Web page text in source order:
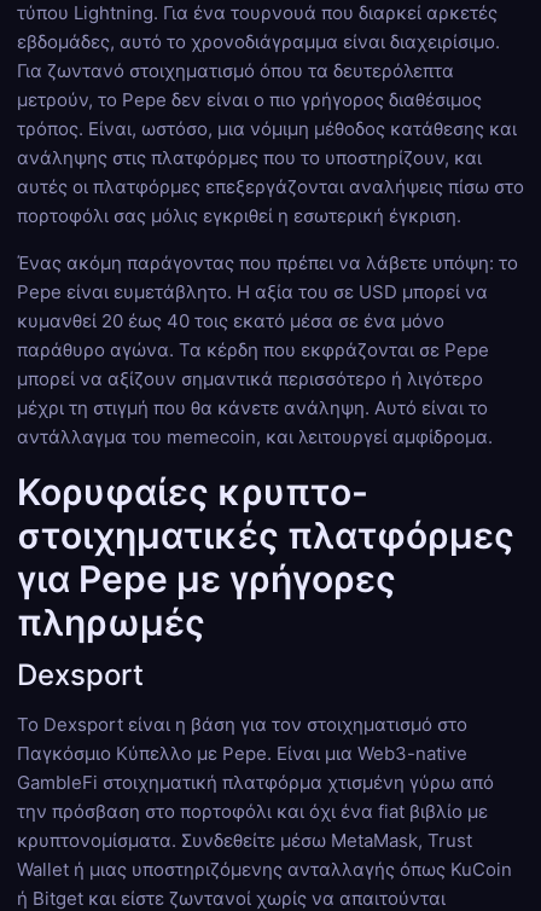
τύπου Lightning. Για ένα τουρνουά που διαρκεί αρκετές
εβδομάδες, αυτό το χρονοδιάγραμμα είναι διαχειρίσιμο.
Για ζωντανό στοιχηματισμό όπου τα δευτερόλεπτα
μετρούν, το Pepe δεν είναι ο πιο γρήγορος διαθέσιμος
τρόπος. Είναι, ωστόσο, μια νόμιμη μέθοδος κατάθεσης και
ανάληψης στις πλατφόρμες που το υποστηρίζουν, και
αυτές οι πλατφόρμες επεξεργάζονται αναλήψεις πίσω στο
πορτοφόλι σας μόλις εγκριθεί η εσωτερική έγκριση.
Ένας ακόμη παράγοντας που πρέπει να λάβετε υπόψη: το
Pepe είναι ευμετάβλητο. Η αξία του σε USD μπορεί να
κυμανθεί 20 έως 40 τοις εκατό μέσα σε ένα μόνο
παράθυρο αγώνα. Τα κέρδη που εκφράζονται σε Pepe
μπορεί να αξίζουν σημαντικά περισσότερο ή λιγότερο
μέχρι τη στιγμή που θα κάνετε ανάληψη. Αυτό είναι το
αντάλλαγμα του memecoin, και λειτουργεί αμφίδρομα.
Κορυφαίες κρυπτο-
στοιχηματικές πλατφόρμες
για Pepe με γρήγορες
πληρωμές
Dexsport
Το Dexsport είναι η βάση για τον στοιχηματισμό στο
Παγκόσμιο Κύπελλο με Pepe. Είναι μια Web3-native
GambleFi στοιχηματική πλατφόρμα χτισμένη γύρω από
την πρόσβαση στο πορτοφόλι και όχι ένα fiat βιβλίο με
κρυπτονομίσματα. Συνδεθείτε μέσω MetaMask, Trust
Wallet ή μιας υποστηριζόμενης ανταλλαγής όπως KuCoin
ή Bitget και είστε ζωντανοί χωρίς να απαιτούνται